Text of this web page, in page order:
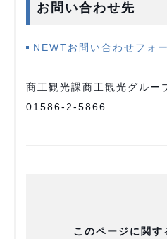
お問い合わせ先
NEWTお問い合わせフォ
商工観光課商工観光グルー
01586-2-5866
このページに関す